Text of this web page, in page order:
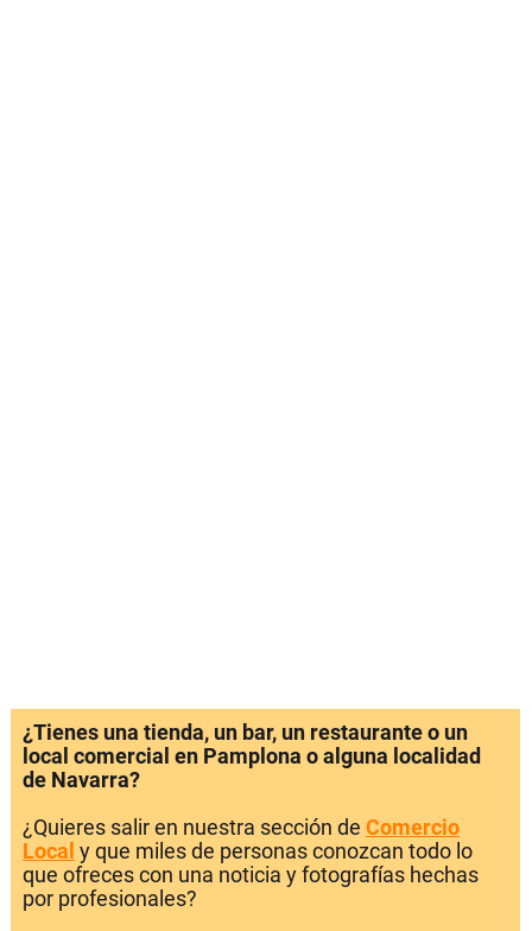
¿Tienes una tienda, un bar, un restaurante o un
local comercial en Pamplona o alguna localidad
de Navarra?
¿Quieres salir en nuestra sección de Comercio
Local y que miles de personas conozcan todo lo
que ofreces con una noticia y fotografías hechas
por profesionales?